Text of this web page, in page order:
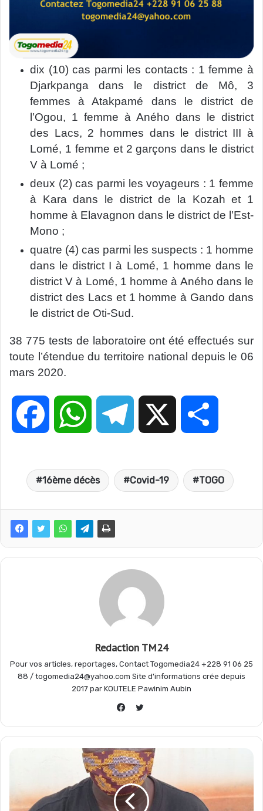
dix (10) cas parmi les contacts : 1 femme à
Djarkpanga dans le district de Mô, 3
femmes à Atakpamé dans le district de
l’Ogou, 1 femme à Aného dans le district
des Lacs, 2 hommes dans le district III à
Lomé, 1 femme et 2 garçons dans le district
V à Lomé ;
deux (2) cas parmi les voyageurs : 1 femme
à Kara dans le district de la Kozah et 1
homme à Elavagnon dans le district de l’Est-
Mono ;
quatre (4) cas parmi les suspects : 1 homme
dans le district I à Lomé, 1 homme dans le
district V à Lomé, 1 homme à Aného dans le
district des Lacs et 1 homme à Gando dans
le district de Oti-Sud.
38 775 tests de laboratoire ont été effectués sur
toute l’étendue du territoire national depuis le 06
mars 2020.
c
k
a
p
l
m
r
r
16ème décès Covid-19 TOGO
Redaction TM24
Pour vos articles, reportages, Contact Togomedia24 +228 91 06 25
88 / togomedia24@yahoo.com Site d'informations crée depuis
2017 par KOUTELE Pawinim Aubin
Twitter